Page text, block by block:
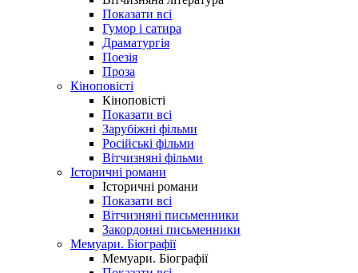
Показати всі
Гумор і сатира
Драматургія
Поезія
Проза
Кіноповісті
Кіноповісті
Показати всі
Зарубіжні фільми
Російські фільми
Вітчизняні фільми
Історичні романи
Історичні романи
Показати всі
Вітчизняні письменники
Закордонні письменники
Мемуари. Біографії
Мемуари. Біографії